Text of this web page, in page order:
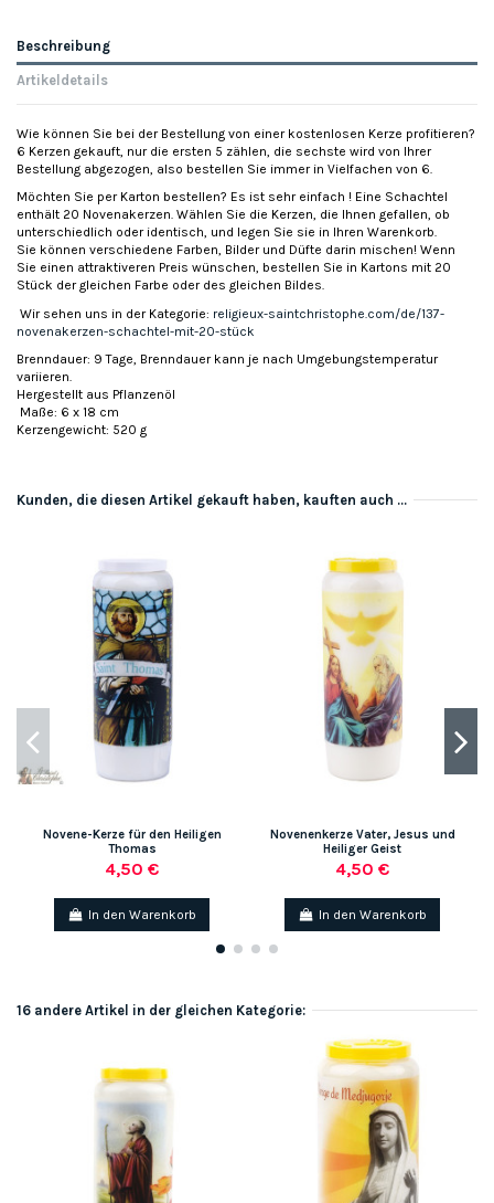
Beschreibung
Artikeldetails
Wie können Sie bei der Bestellung von einer kostenlosen Kerze profitieren?
6 Kerzen gekauft, nur die ersten 5 zählen, die sechste wird von Ihrer
Bestellung abgezogen, also bestellen Sie immer in Vielfachen von 6.
Möchten Sie per Karton bestellen? Es ist sehr einfach ! Eine Schachtel
enthält 20 Novenakerzen. Wählen Sie die Kerzen, die Ihnen gefallen, ob
unterschiedlich oder identisch, und legen Sie sie in Ihren Warenkorb.
Sie können verschiedene Farben, Bilder und Düfte darin mischen! Wenn
Sie einen attraktiveren Preis wünschen, bestellen Sie in Kartons mit 20
Stück der gleichen Farbe oder des gleichen Bildes.
Wir sehen uns in der Kategorie: religieux-saintchristophe.com/de/137-
novenakerzen-schachtel-mit-20-stück
Brenndauer: 9 Tage, Brenndauer kann je nach Umgebungstemperatur
variieren.
Hergestellt aus Pflanzenöl
Maße: 6 x 18 cm
Kerzengewicht: 520 g
Kunden, die diesen Artikel gekauft haben, kauften auch ...
Novene-Kerze für den Heiligen
Thomas
4,50 €
In den Warenkorb
Novenenkerze Vater, Jesus und
Heiliger Geist
4,50 €
In den Warenkorb
16 andere Artikel in der gleichen Kategorie: